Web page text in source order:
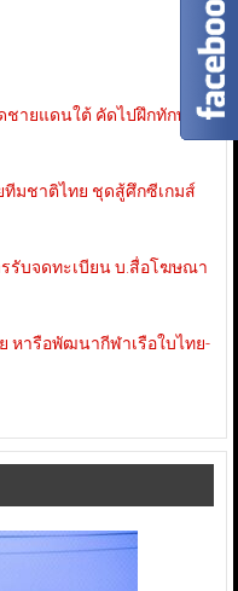
ชายแดนใต้ คัดไปฝึกทักษะ
มชาติไทย ชุดสู้ศึกซีเกมส์
รรับจดทะเบียน บ.สื่อโฆษณา
หารือพัฒนากีฬาเรือใบไทย-